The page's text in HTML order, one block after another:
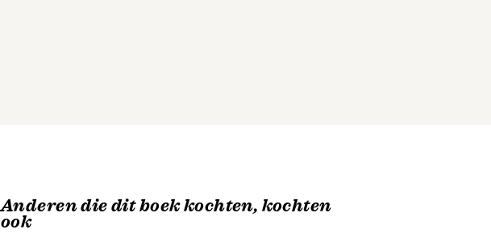
Anderen die dit boek kochten, kochten
ook